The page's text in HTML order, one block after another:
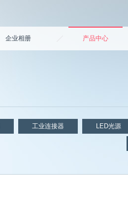
企业相册 产品中心
工业连接器 LED光源